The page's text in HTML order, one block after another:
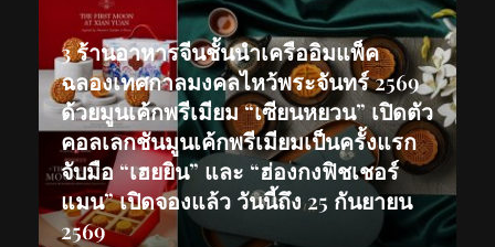
3 ร้านอาหารจีนชั้นนำเครืออิมแพ็ค
ฉลองเทศกาลมงคลไหว้พระจันทร์ 2569
ด้วยมูนเค้กพรีเมียม “เซียนหยวน” เปิดตัว
คอลเลกชันมูนเค้กพรีเมียมเป็นครั้งแรก
จับมือ “เฮยยิน” และ “ฮ่องกงฟิชเชอร์
แมน” เปิดจองแล้ว วันนี้ถึง 25 กันยายน
2569